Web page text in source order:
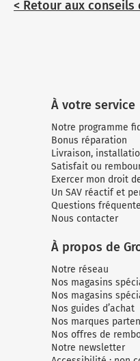
< Retour aux conseils
À votre service
Notre programme
Bonus réparation
Livraison,
Satisfait ou
Exercer mon droit
Un SAV réactif et
Questions
Nous contacter
À propos de
Notre réseau
Nos magasins
Nos magasins
Nos guides d’achat
Nos marques
Nos offres de
Notre newsletter